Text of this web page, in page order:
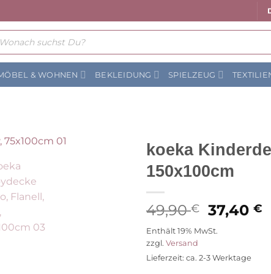
& WOHNEN BEKLEIDUNG SPIELZEUG
koeka
150x100cm
49,90€
Preis
war:
49,90 €
37,40€
Enthält 19% MwSt.
zzgl. Versand
Lieferzeit: ca. 2-3 Werktage